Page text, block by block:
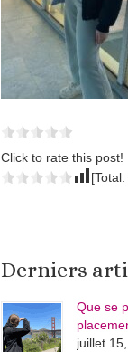
Click to rate this post!
[Total:
Derniers
Que se
juillet